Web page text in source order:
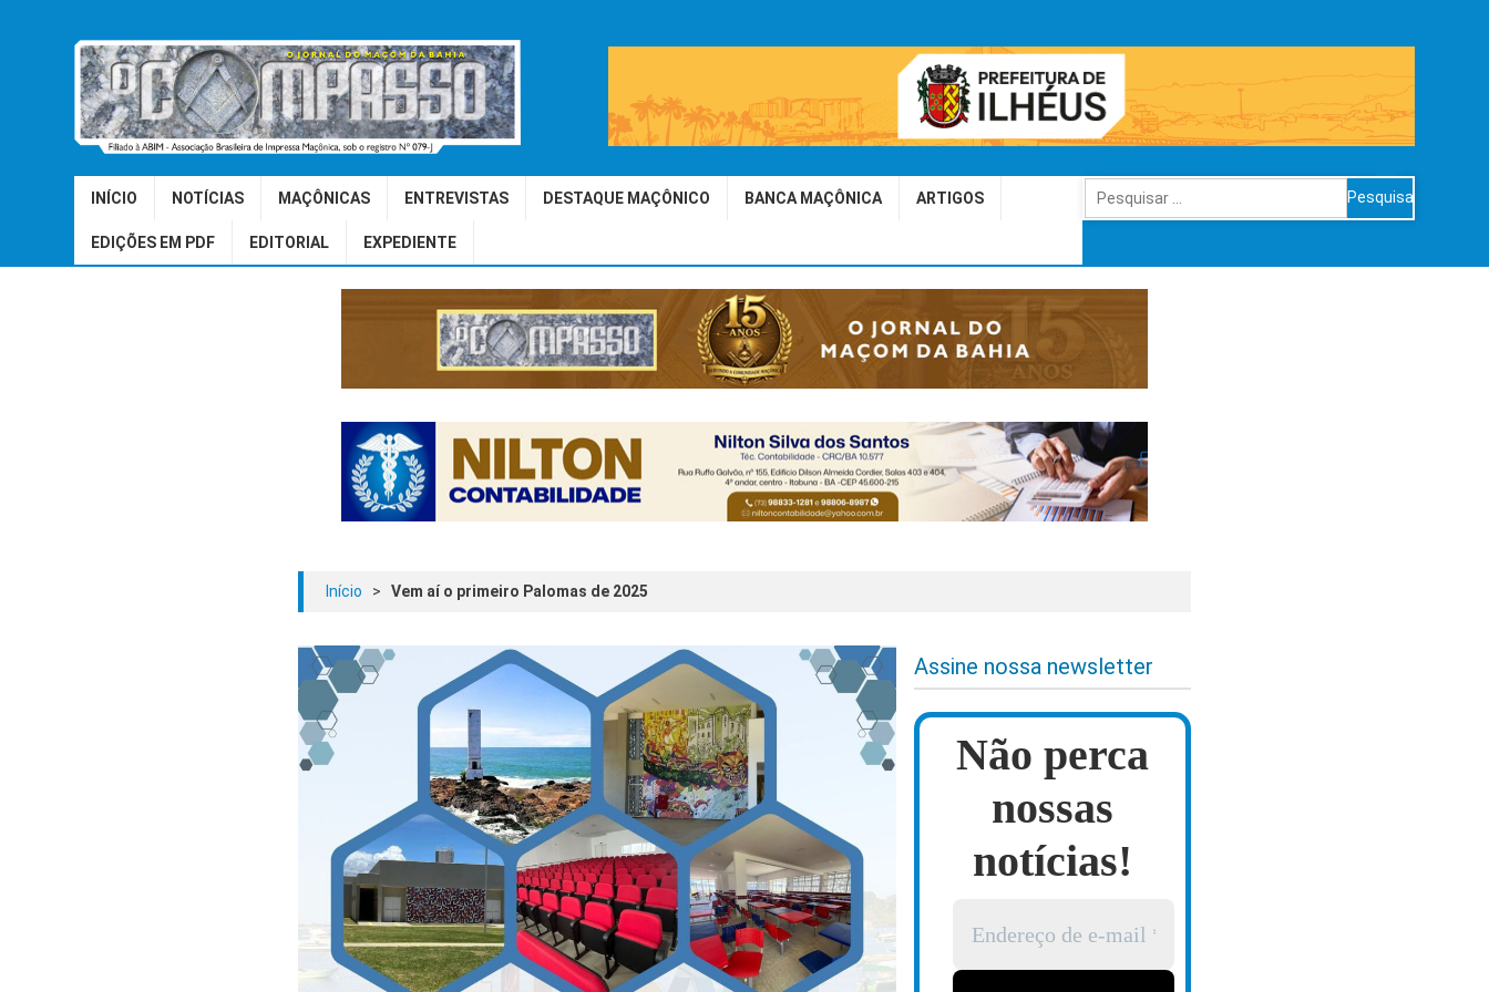
INÍCIO NOTÍCIAS MAÇÔNICAS ENTREVISTAS DESTAQUE MAÇÔNICO BANCA MAÇÔNICA ARTIGOS
EDIÇÕES EM PDF EDITORIAL EXPEDIENTE
Pesquisar
por:
Início > Vem aí o primeiro Palomas de 2025
Assine nossa newsletter
Não perca
nossas
notícias!